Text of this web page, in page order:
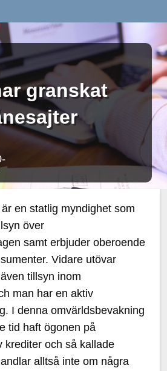
granskat
en statlig myndighet som
över
samt erbjuder oberoende
Vidare utövar
tillsyn inom
man har en aktiv
I denna omvärldsbevakning
tid haft ögonen på
krediter och så kallade
alltså inte om några